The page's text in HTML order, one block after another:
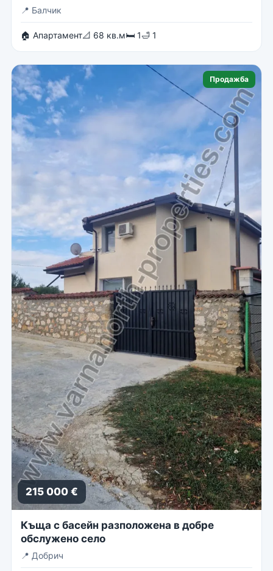
📍 Балчик
🏠 Апартамент📐 68 кв.м🛏 1🛁 1
Продажба
215 000 €
Къща с басейн разположена в добре
обслужено село
📍 Добрич